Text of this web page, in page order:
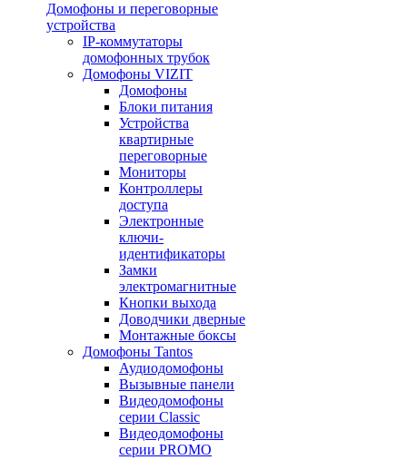
Домофоны и переговорные
устройства
IP-коммутаторы
домофонных трубок
Домофоны VIZIT
Домофоны
Блоки питания
Устройства
квартирные
переговорные
Мониторы
Контроллеры
доступа
Электронные
ключи-
идентификаторы
Замки
электромагнитные
Кнопки выхода
Доводчики дверные
Монтажные боксы
Домофоны Tantos
Аудиодомофоны
Вызывные панели
Видеодомофоны
серии Classic
Видеодомофоны
серии PROMO